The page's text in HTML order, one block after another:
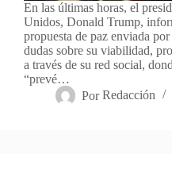
En las últimas horas, el
Unidos, Donald Trump,
propuesta de paz enviada
dudas sobre su viabilidad,
a través de su red social,
“prevé…
Por Redacción